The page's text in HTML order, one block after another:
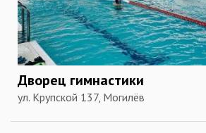
Дворец гимнастики
ул. Крупской 137, Могилёв